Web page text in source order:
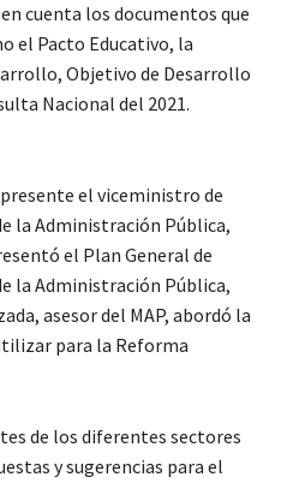
cuenta los documentos que
el Pacto Educativo, la
Objetivo de Desarrollo
Nacional del 2021.
el viceministro de
la Administración Pública,
el Plan General de
la Administración Pública,
asesor del MAP, abordó la
para la Reforma
de los diferentes sectores
y sugerencias para el